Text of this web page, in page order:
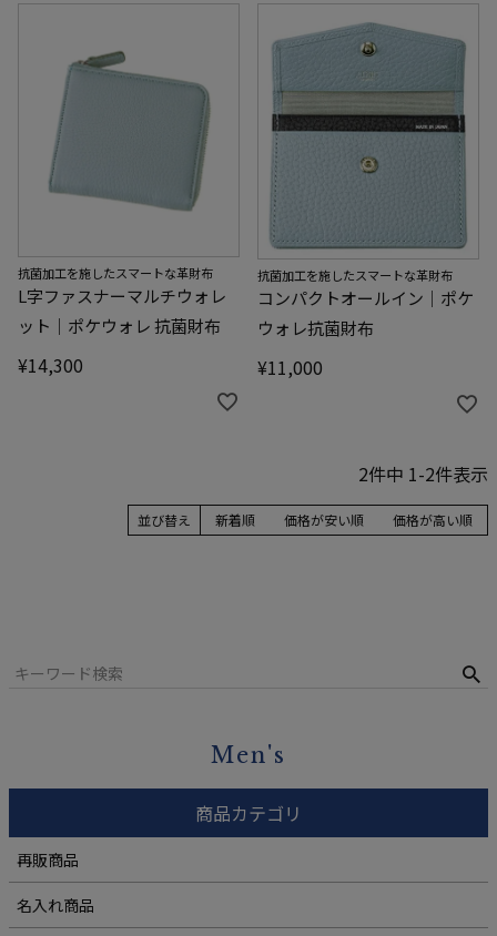
Men's
商品カテゴリ
再販商品
名入れ商品
抗菌加工を施したスマートな革財布
L字ファスナーマルチウォレ
ット｜ポケウォレ 抗菌財布
¥14,300
抗菌加工を施したスマートな革財布
コンパクトオールイン｜ポケ
ウォレ抗菌財布
¥11,000
並び替え 価格が安い順 価格が高い順
新着順
2件中 1-2件表示